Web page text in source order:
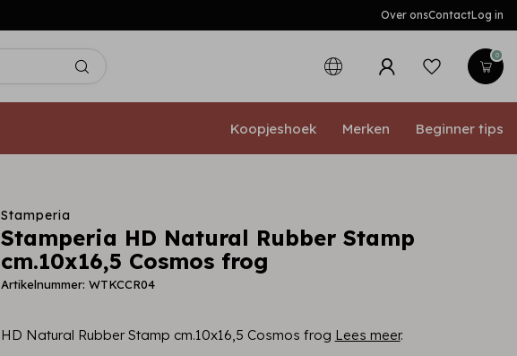
Over onsContactLog in
0
Koopjeshoek Merken Beginner tips
Stamperia
Stamperia HD Natural Rubber Stamp
cm.10x16,5 Cosmos frog
Artikelnummer: WTKCCR04
HD Natural Rubber Stamp cm.10x16,5 Cosmos frog Lees meer.